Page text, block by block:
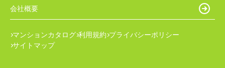
会社概要
マンションカタログ 利用規約 プライバシーポリシー
サイトマップ